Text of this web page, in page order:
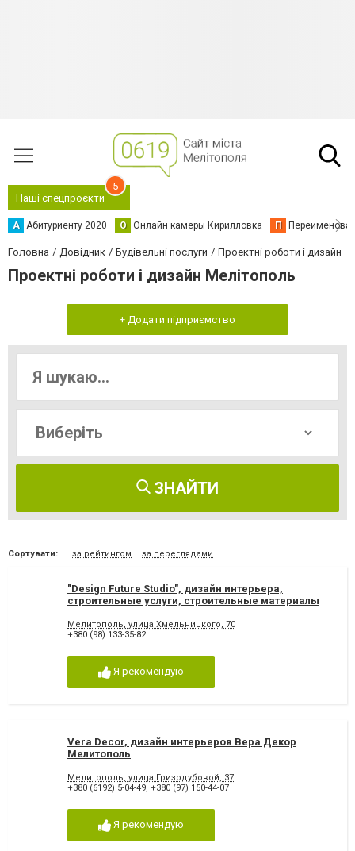
Наші спецпроєкти
5
А Абитуриенту 2020 О Онлайн камеры Кирилловка П
Головна Довідник Будівельні послуги Проектні роботи і дизайн
Проектні роботи і дизайн Мелітополь
+ Додати підприємство
ЗНАЙТИ
Сортувати: за рейтингом за переглядами
"Design Future Studio", дизайн интерьера,
строительные услуги, строительные материалы
Мелитополь, улица Хмельницкого, 70
+380 (98) 133-35-82
Я рекомендую
Vera Decor, дизайн интерьеров Вера Декор
Мелитополь
Мелитополь, улица Гризодубовой, 37
+380 (6192) 5-04-49, +380 (97) 150-44-07
Я рекомендую